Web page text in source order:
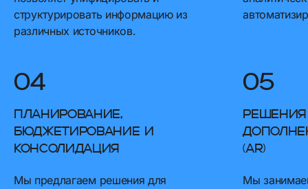
структурировать информацию из
различных источников.
04
Планирование,
бюджетирование и
консолидация
Мы предлагаем решения для
05
(AR)
Мы